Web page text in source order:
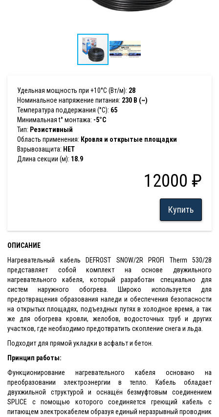
Удельная мощность при +10°С (Вт/м): 28
Номинальное напряжение питания: 230 В (~)
Температура поддержания (°С): 65
Минимальная t° монтажа: -5°С
Тип: Резистивный
Область применения: Кровля и открытые площадки
Взрывозащита: НЕТ
Длина секции (м): 18.9
12000 ₽
Купить
ОПИСАНИЕ
Нагревательный кабель DEFROST SNOW/2R PROFI Therm 530/28
представляет собой комплект на основе двужильного
нагревательного кабеля, который разработан специально для
систем наружного обогрева. Широко используется для
предотвращения образования наледи и обеспечения безопасности
на открытых площадях, подъездных путях в холодное время, а так
же для обогрева кровли, желобов, водосточных труб и других
участков, где необходимо предотвратить скопление снега и льда.
Подходит для прямой укладки в асфальт и бетон.
Принцип работы:
Функционирование нагревательного кабеля основано на
преобразовании электроэнергии в тепло. Кабель обладает
двухжильной структурой и оснащён безмуфтовым соединением
SPLICE с помощью которого соединяется греющий кабель с
питающем электрокабелем образуя единый неразрывный проводник